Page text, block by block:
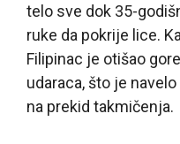
telo sve dok 35-
ruke da pokrije lice.
Filipinac je otišao
udaraca, što je
na prekid takmičenja.